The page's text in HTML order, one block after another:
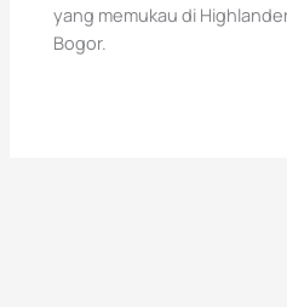
yang memukau di
Bogor.